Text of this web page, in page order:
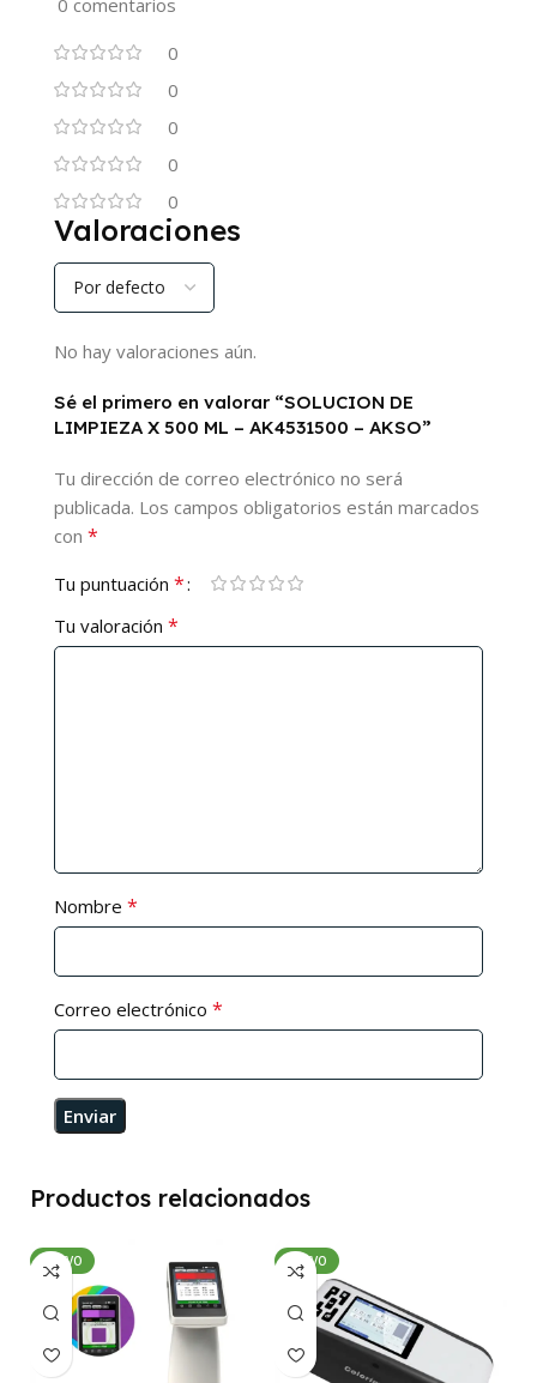
0
0
0
0
0
Valoraciones
No hay valoraciones aún.
Sé el primero en valorar “SOLUCION DE
LIMPIEZA X 500 ML – AK4531500 – AKSO”
Tu dirección de correo electrónico no será
publicada. Los campos obligatorios están marcados
con *
Tu puntuación *
Tu valoración *
Nombre *
Correo electrónico *
Productos relacionados
NUEVO NUEVO